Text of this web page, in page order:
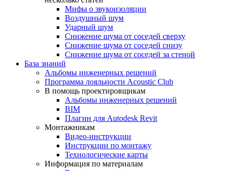
Мифы о звукоизоляции
Воздушный шум
Ударный шум
Снижение шума от соседей сверху
Снижение шума от соседей снизу
Снижение шума от соседей за стеной
База знаний
Альбомы инженерных решений
Программа лояльности Acoustic Club
В помощь проектировщикам
Альбомы инженерных решений
BIM
Плагин для Autodesk Revit
Монтажникам
Видео-инструкции
Инструкции по монтажу
Технологические карты
Информация по материалам